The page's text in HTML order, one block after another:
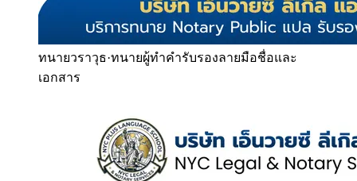
ทนายวราวุธ·ทนายผู้ทำคำรับรองลายมือชื่อและ
เอกสาร